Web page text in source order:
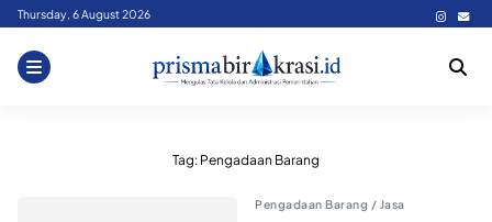
Skip
content
Thursday, 6 August 2026
Tag: Pengadaan Barang
Pengadaan Barang / Jasa